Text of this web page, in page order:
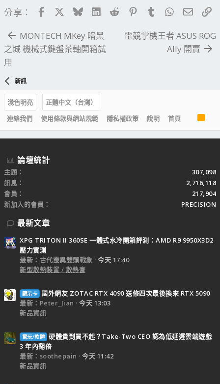
分享： FacebookBlueskyLinkedIn
Reddit PinterestTumblrWhatsApp
電子
MONTECH MKey 暗黑
之城 機械式鍵盤茶軸開箱試
用
電競掌機王者 ASUS ROG
Ally 開賣
新訊
淺色明亮
正體中文（台灣）
連絡我們
使用條款與網站規範 隱私權政策 說明 首頁
R
S
S
論壇統計
主題
307,098
訊息
2,716,118
會員
217,904
新加入的會員
PRECISION
最新文章
XPG TRITON II 360SE 一體式水冷開箱評測：AMD R9 9950X3D2
壓力實測
最新：古代靈異雙頭戰象
今天 17:40
新型散熱裝置 / 散熱膏
顯示卡
國外網友 ZOTAC RTX 4090 送修四次最後換來 RTX 5090
最新：Peter_Jian
今天 13:03
新品資訊
電玩/軟體 硬體貴到買不起？Take-Two CEO 認為低延遲雲端遊戲
3 年內翻倍
最新：soothepain
今天 11:42
新品資訊